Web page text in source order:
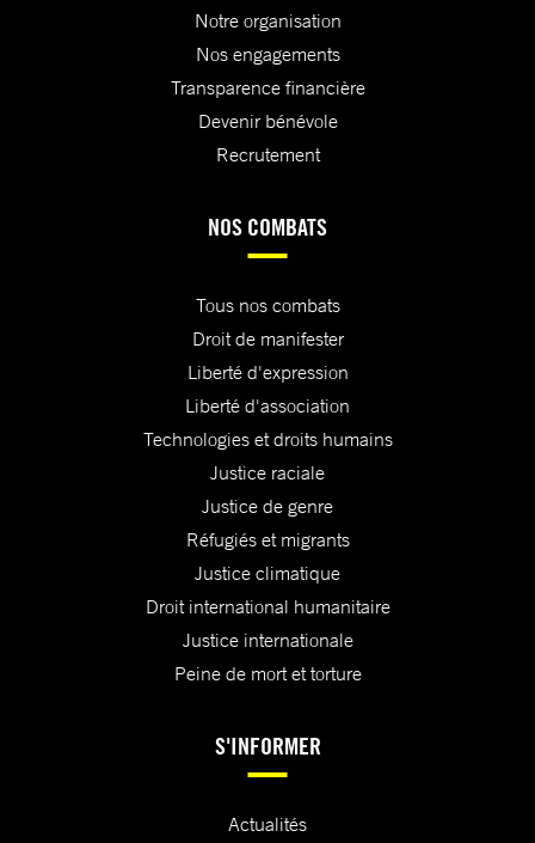
Notre organisation
Nos engagements
Transparence financière
Devenir bénévole
Recrutement
NOS COMBATS
Tous nos combats
Droit de manifester
Liberté d'expression
Liberté d'association
Technologies et droits humains
Justice raciale
Justice de genre
Réfugiés et migrants
Justice climatique
Droit international humanitaire
Justice internationale
Peine de mort et torture
S'INFORMER
Actualités